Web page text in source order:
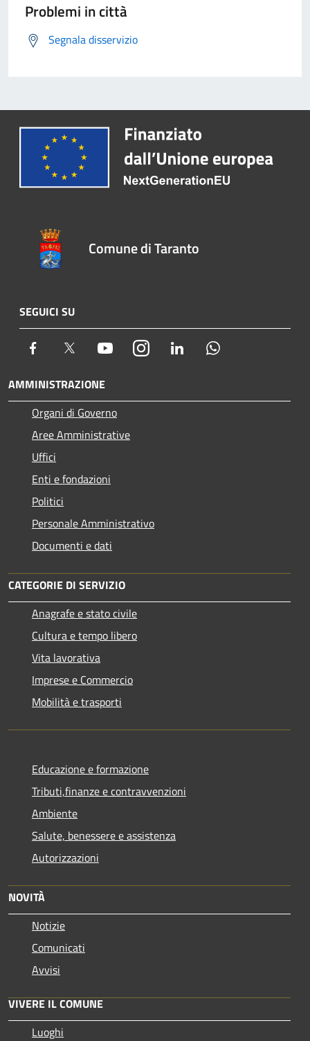
Problemi in città
Segnala disservizio
Comune di Taranto
SEGUICI SU
Facebook Twitter YoutubeInstagram LinkedIn
AMMINISTRAZIONE
Organi di Governo
Aree Amministrative
Uffici
Enti e fondazioni
Politici
Personale Amministrativo
Documenti e dati
CATEGORIE DI SERVIZIO
Anagrafe e stato civile
Cultura e tempo libero
Vita lavorativa
Imprese e Commercio
Mobilità e trasporti
Educazione e formazione
Tributi,finanze e contravvenzioni
Ambiente
Salute, benessere e assistenza
Autorizzazioni
NOVITÀ
Notizie
Comunicati
Avvisi
VIVERE IL COMUNE
Luoghi